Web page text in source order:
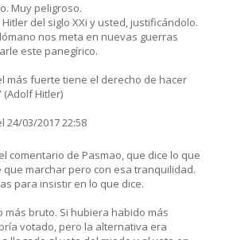
Muy peligroso.
del siglo XXi y usted, justificándolo.
nos meta en nuevas guerras
este panegírico.
más fuerte tiene el derecho de hacer
Hitler)
24/03/2017 22:58
comentario de Pasmao, que dice lo que
que marchar pero con esa tranquilidad.
para insistir en lo que dice.
más bruto. Si hubiera habido más
votado, pero la alternativa era